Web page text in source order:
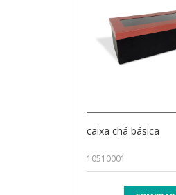
caixa chá básica
10510001